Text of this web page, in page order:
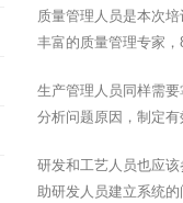
质量管理人员是本次
丰富的质量管理专家
生产管理人员同样需
分析问题原因，制定
研发和工艺人员也应
助研发人员建立系统